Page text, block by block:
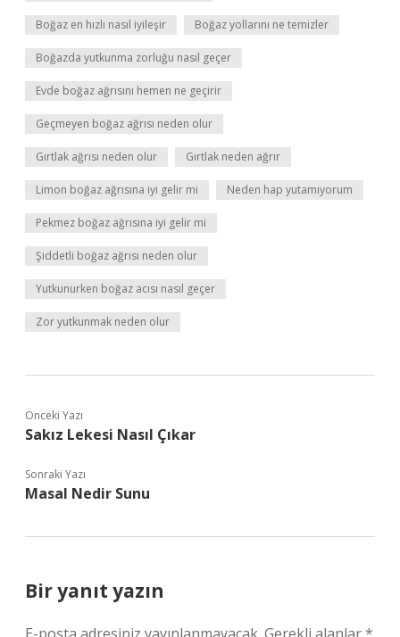
Boğaz en hızlı nasıl iyileşir Boğaz yollarını ne temizler
Boğazda yutkunma zorluğu nasıl geçer
Evde boğaz ağrısını hemen ne geçirir
Geçmeyen boğaz ağrısı neden olur
Gırtlak ağrısı neden olur Gırtlak neden ağrır
Limon boğaz ağrısına iyi gelir mi Neden hap yutamıyorum
Pekmez boğaz ağrısına iyi gelir mi
Şiddetli boğaz ağrısı neden olur
Yutkunurken boğaz acısı nasıl geçer
Zor yutkunmak neden olur
Önceki Yazı
Sakız Lekesi Nasıl Çıkar
Sonraki Yazı
Masal Nedir Sunu
Bir yanıt yazın